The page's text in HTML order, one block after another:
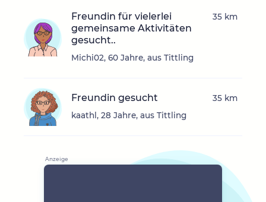
Freundin für vielerlei
gemeinsame Aktivitäten
gesucht..
Michi02, 60 Jahre, aus Tittling
35 km
Freundin gesucht
kaathl, 28 Jahre, aus Tittling
35 km